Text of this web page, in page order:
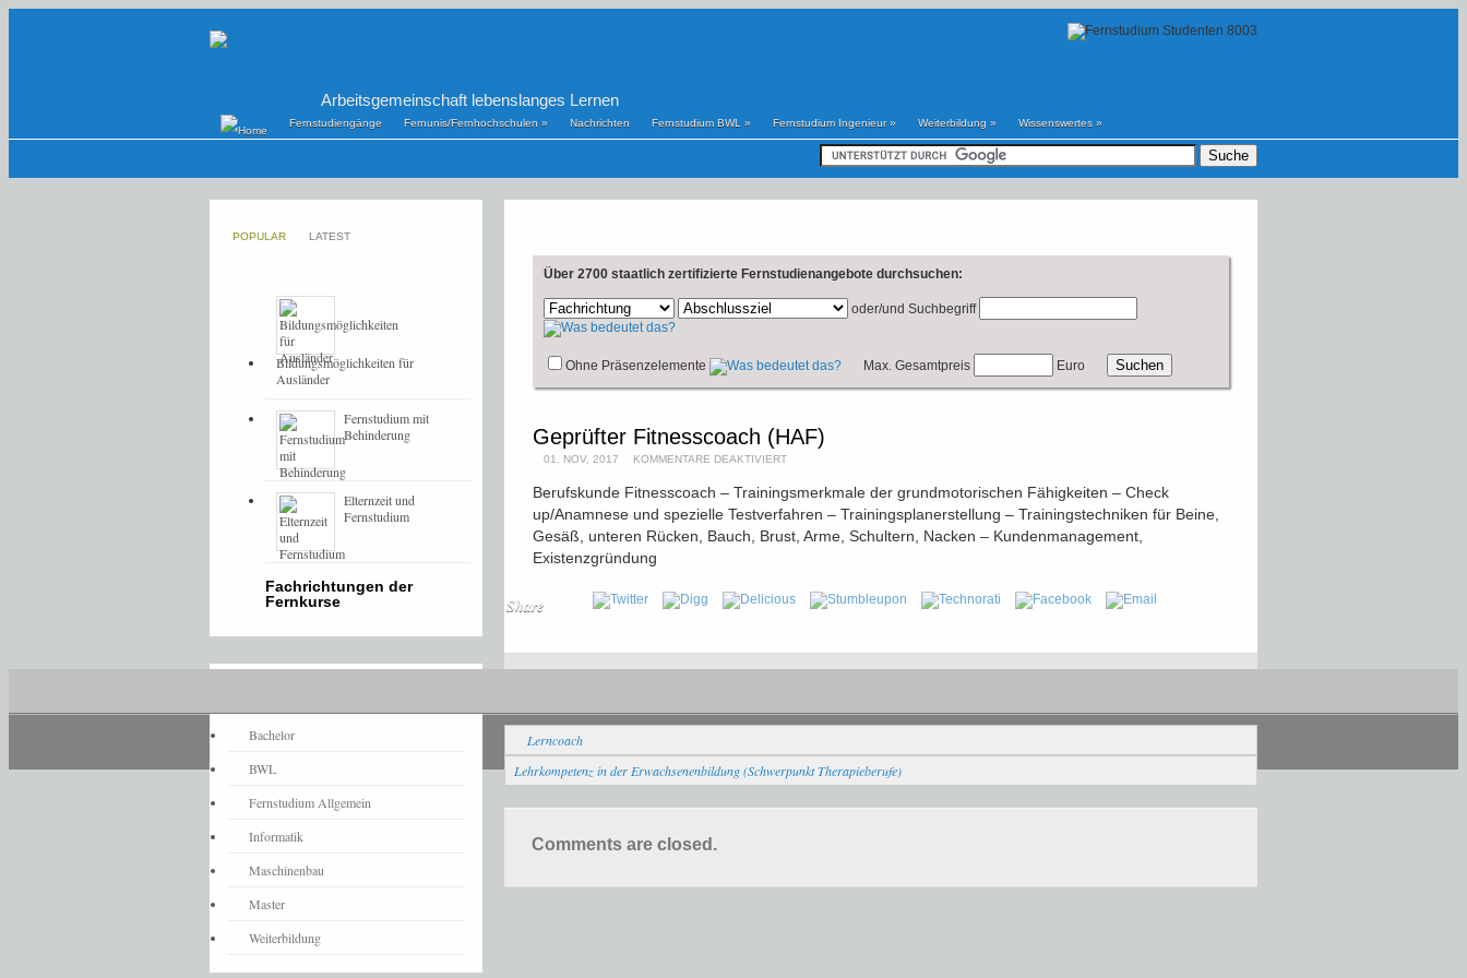
Arbeitsgemeinschaft lebenslanges Lernen
Fernstudiengänge Fernunis/Fernhochschulen » Nachrichten Fernstudium BWL » Fernstudium Ingenieur» Weiterbildung » Wissenswertes »
Über 2700 staatlich zertifizierte Fernstudienangebote durchsuchen:
oder/und Suchbegriff
Ohne Präsenzelemente Max. Gesamtpreis Euro
Geprüfter Fitnesscoach (HAF)
01. NOV, 2017 KOMMENTARE DEAKTIVIERT
Berufskunde Fitnesscoach – Trainingsmerkmale der grundmotorischen Fähigkeiten – Check
up/Anamnese und spezielle Testverfahren – Trainingsplanerstellung – Trainingstechniken für Beine,
Gesäß, unteren Rücken, Bauch, Brust, Arme, Schultern, Nacken – Kundenmanagement,
Existenzgründung
Share
Lerncoach
Lehrkompetenz in der Erwachsenenbildung (Schwerpunkt Therapieberufe)
Comments are closed.
POPULAR LATEST
Bildungsmöglichkeiten für
Ausländer
Fernstudium mit
Behinderung
Elternzeit und
Fernstudium
Fachrichtungen der
Fernkurse
Bachelor
BWL
Fernstudium Allgemein
Informatik
Maschinenbau
Master
Weiterbildung